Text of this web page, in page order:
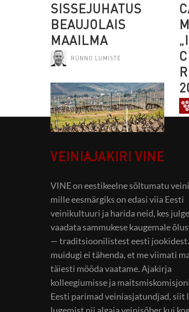
SISSEJUHATUS
BEAUJOLAIS
MAAILMA
RÜNNO LUMISTE
VEINIAJAKIRI VINE
VINE on eestikeelne sõltumatu
mille eesmärgiks on edasi viia Eesti
veinikultuuri ja harida neid, kes
vaadata sammukese kaugemale
— traditsioonilistest eesti jookidest.
muidugi ei tähenda, et me viimati
täiesti mööda vaatame. Ajakirja
kolleegiumisse ja
Eesti parimad veiniasjatundjad, siit